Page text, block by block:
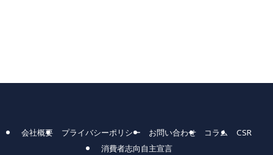
会社概要 プライバシーポリシー お問い合わせ コラム
CSR
消費者志向自主宣言